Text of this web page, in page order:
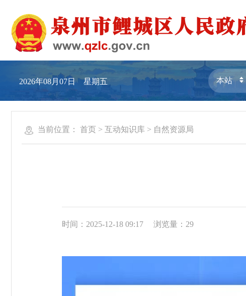
2026年08月07日 星期五
当前位置： 首页 > 互动知识库 > 自然资源局
时间：2025-12-18 09:17 浏览量： 29